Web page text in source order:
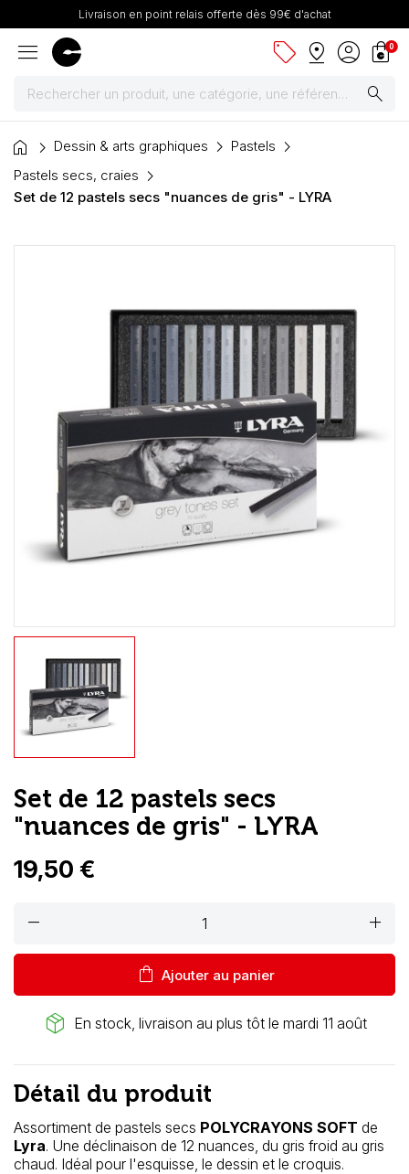
Livraison en point relais offerte dès 99€ d'achat
menu sell pin_drop account_circle shopping_bag
0
search
Peintures
Pinceaux & fournitures
Dessin & arts graphiques
Cartons mousse & plume
Loisirs Créatifs
Coffrets & cadeaux
Encadrement
Contact / Aide
home Dessin & arts graphiques
Pastels
Pastels secs, craies
Set de 12 pastels secs "nuances de gris" - LYRA
Set de 12 pastels secs
"nuances de gris" - LYRA
19,50 €
remove add
shopping_bag Ajouter au panier
package_2 En stock, livraison au plus tôt le mardi 11 août
Détail du produit
Assortiment de pastels secs POLYCRAYONS SOFT de
Lyra. Une déclinaison de 12 nuances, du gris froid au gris
chaud. Idéal pour l'esquisse, le dessin et le croquis.